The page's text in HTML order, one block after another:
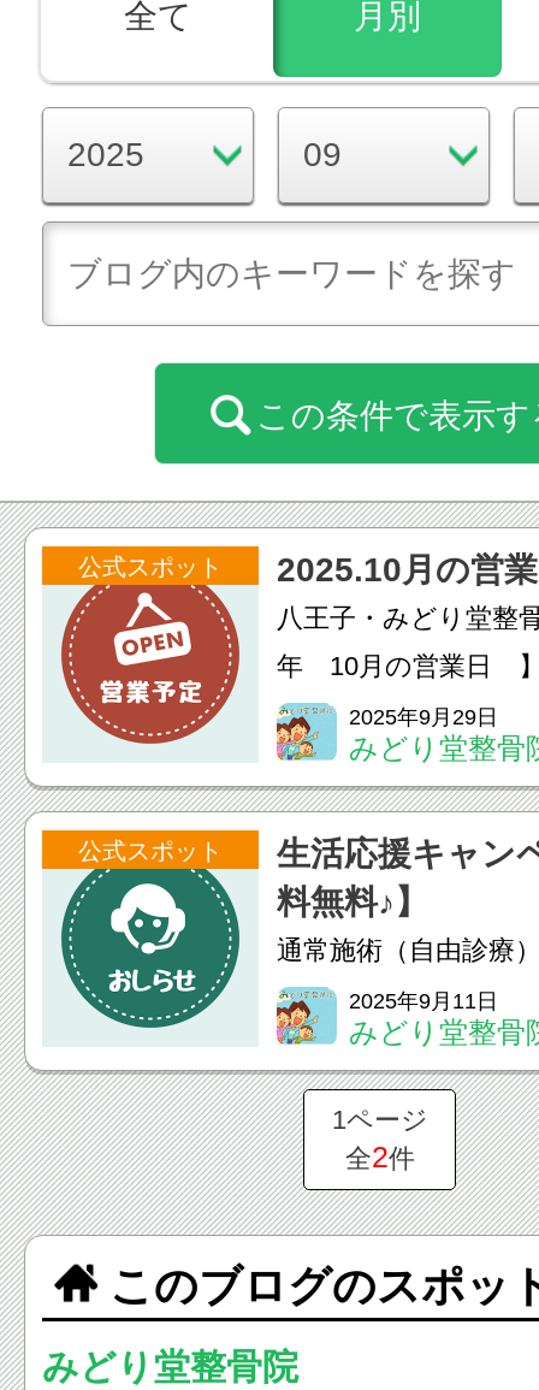
全て 月別
この条件で表示す
公式スポット 2025.10月の営
八王子・みどり堂整
年 10月の営業日
す。
2025年9月29日
みどり堂整骨
公式スポット
生活応援キャン
料無料♪】
通常施術（自由診療
2,200円（税込）に
や2カ月以上ご来院
方には、初検料
ただいております。
ーン期間中は、この
2025年9月11日
みどり堂整骨
1ページ
全2件
このブログのスポッ
みどり堂整骨院